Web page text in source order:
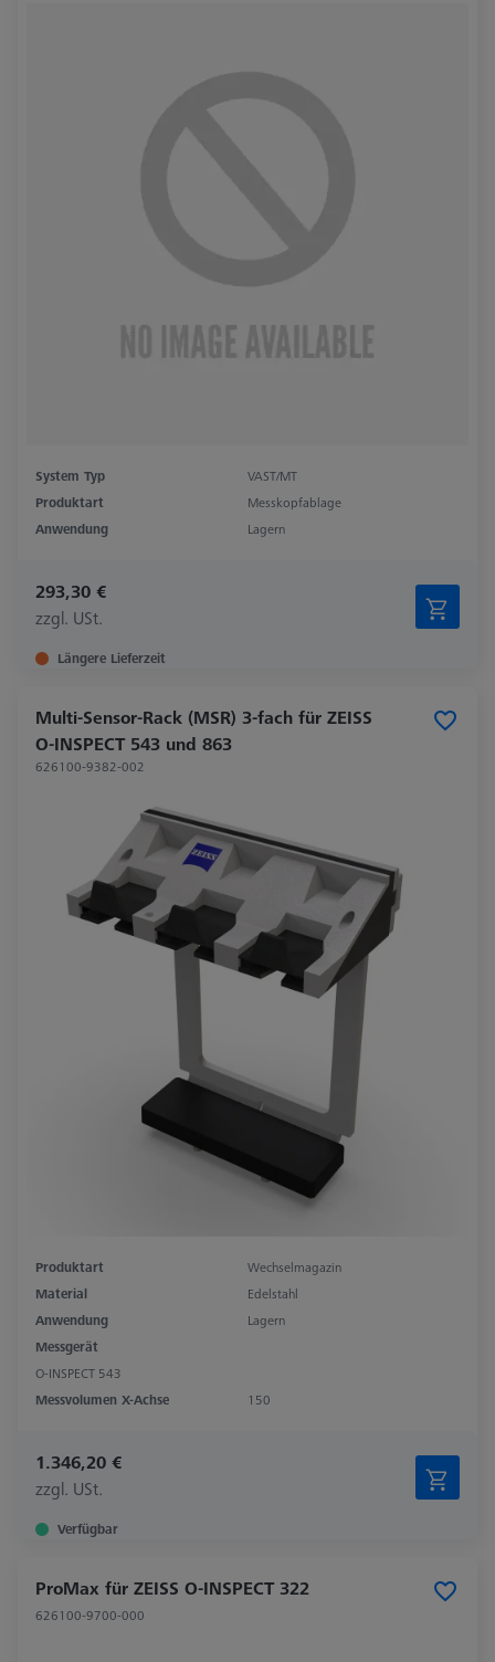
System Typ
VAST/MT
Produktart
Messkopfablage
Anwendung
Lagern
293,30 €
zzgl. USt.
Längere Lieferzeit
Multi-Sensor-Rack (MSR) 3-fach für ZEISS
O-INSPECT 543 und 863
626100-9382-002
Produktart
Wechselmagazin
Material
Edelstahl
Anwendung
Lagern
Messgerät
O-INSPECT 543
Messvolumen X-Achse
150
1.346,20 €
zzgl. USt.
Verfügbar
ProMax für ZEISS O-INSPECT 322
626100-9700-000